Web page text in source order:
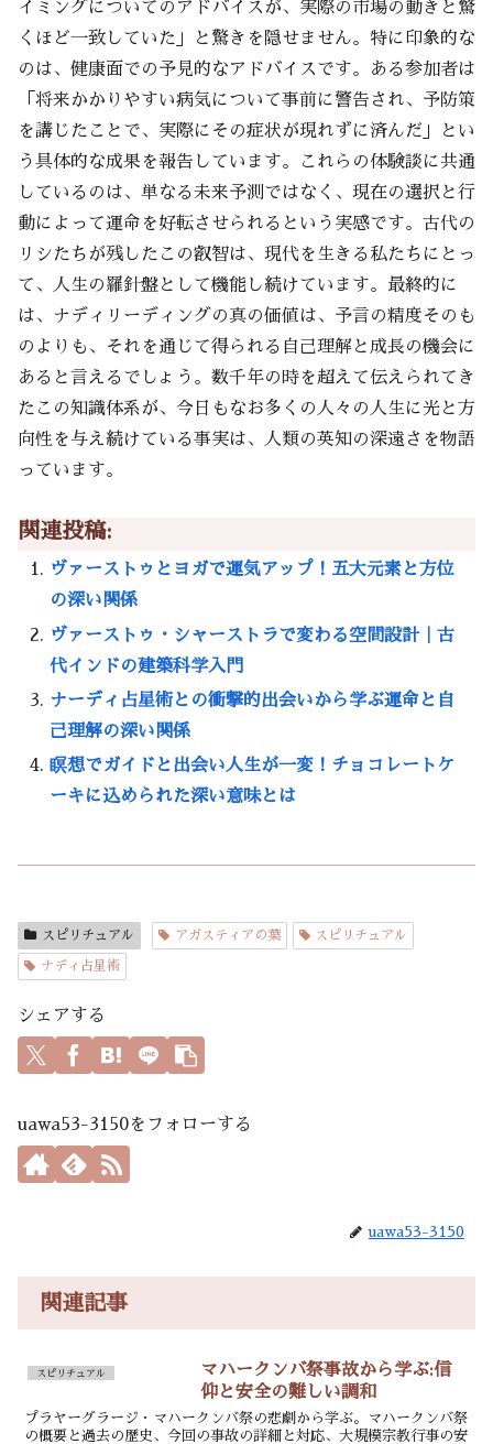
イミングについてのアドバイスが、実際の市場の動きと驚
くほど一致していた」と驚きを隠せません。特に印象的な
のは、健康面での予見的なアドバイスです。ある参加者は
「将来かかりやすい病気について事前に警告され、予防策
を講じたことで、実際にその症状が現れずに済んだ」とい
う具体的な成果を報告しています。これらの体験談に共通
しているのは、単なる未来予測ではなく、現在の選択と行
動によって運命を好転させられるという実感です。古代の
リシたちが残したこの叡智は、現代を生きる私たちにとっ
て、人生の羅針盤として機能し続けています。最終的に
は、ナディリーディングの真の価値は、予言の精度そのも
のよりも、それを通じて得られる自己理解と成長の機会に
あると言えるでしょう。数千年の時を超えて伝えられてき
たこの知識体系が、今日もなお多くの人々の人生に光と方
向性を与え続けている事実は、人類の英知の深遠さを物語
っています。
関連投稿:
ヴァーストゥとヨガで運気アップ！五大元素と方位
の深い関係
ヴァーストゥ・シャーストラで変わる空間設計｜古
代インドの建築科学入門
ナーディ占星術との衝撃的出会いから学ぶ運命と自
己理解の深い関係
瞑想でガイドと出会い人生が一変！チョコレートケ
ーキに込められた深い意味とは
スピリチュアル アガスティアの葉 スピリチュアル
ナディ占星術
シェアする
uawa53-3150をフォローする
uawa53-3150
関連記事
スピリチュアル
マハークンバ祭事故から学ぶ:信
仰と安全の難しい調和
プラヤーグラージ・マハークンバ祭の悲劇から学ぶ。マハークンバ祭
の概要と過去の歴史、今回の事故の詳細と対応、大規模宗教行事の安